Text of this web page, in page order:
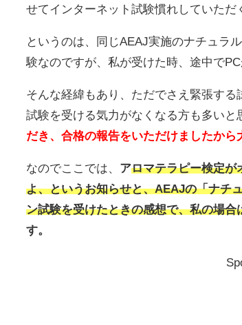
せてインターネット試験慣れしていただ
というのは、同じAEAJ実施のナチュラ
験なのですが、私が受けた時、途中で
そんな経緯もあり、ただでさえ緊張す
試験を受ける気力がなくなる方も多いと
だき、合格の報告をいただけましたから
なのでここでは、 アロマテラピー検定が
よ、というお知らせと、AEAJの「ナチ
ン試験を受けたときの感想で、私の場合
す。